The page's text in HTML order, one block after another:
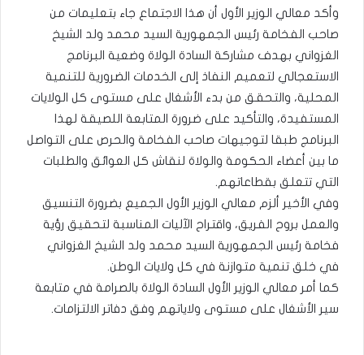
وأكد معالي الوزير الأول أن هذا الاجتماع جاء بتعليمات من
صاحب الفخامة رئيس الجمهورية السيد محمد ولد الشيخ
الغزواني بهدف مشاركة السادة الولاة وضعية البرنامج
الاستعجالي لتعميم النفاذ إلى الخدمات الضرورية للتنمية
المحلية، والتحقق من بدء الأشغال على مستوى كل الولايات
المستفيدة، والتأكيد على ضرورة المتابعة اللصيقة لهذا
البرنامج طبقا لتوجيهات صاحب الفخامة والحرص على التواصل
ما بين أعضاء الحكومة والولاة لنقاش كل العوائق والطلبات
التي تتعلق بقطاعاتهم.
وفي الأخير ألزم معالي الوزير الأول الجميع بضرورة التنسيق
والعمل بروح الفريق، واقتراح الآليات المناسبة لتحقيق رؤية
فخامة رئيس الجمهورية السيد محمد ولد الشيخ الغزواني
في خلق تنمية متوازنة في كل ولايات الوطن.
كما أمر معالي الوزير الأول السادة الولاة بالصرامة في متابعة
سير الأشغال على مستوى ولاياتهم وفق دفاتر الالتزامات.